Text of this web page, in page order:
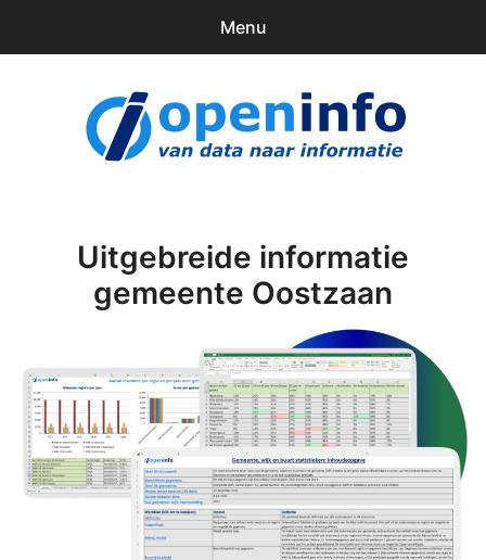
Menu
Downloads
Uitgebreide informatie
gemeente Oostzaan